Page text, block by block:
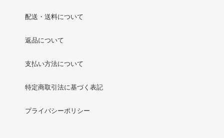
配送・送料について
返品について
支払い方法について
特定商取引法に基づく表記
プライバシーポリシー